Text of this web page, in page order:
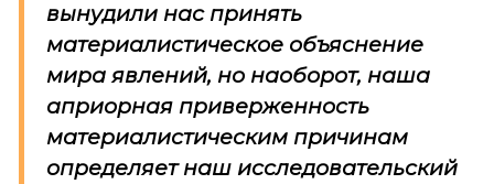
вынудили нас принять
материалистическое объяснение
мира явлений, но наоборот, наша
априорная приверженность
материалистическим причинам
определяет наш исследовательский